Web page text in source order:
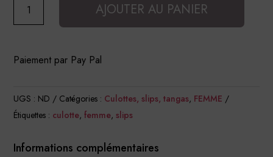
Shorty
AJOUTER AU PANIER
Paiement par Pay Pal
UGS : ND Catégories : Culottes, slips, tangas, FEMME
Étiquettes : culotte,femme,slips
Informations complémentaires